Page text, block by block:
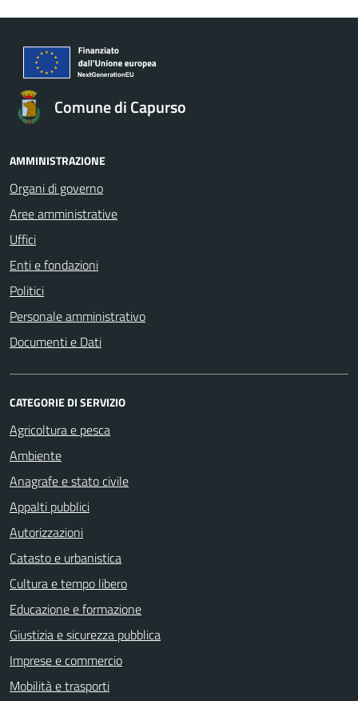
Comune di Capurso
AMMINISTRAZIONE
Organi di governo
Aree amministrative
Uffici
Enti e fondazioni
Politici
Personale amministrativo
Documenti e Dati
CATEGORIE DI SERVIZIO
Agricoltura e pesca
Ambiente
Anagrafe e stato civile
Appalti pubblici
Autorizzazioni
Catasto e urbanistica
Cultura e tempo libero
Educazione e formazione
Giustizia e sicurezza pubblica
Imprese e commercio
Mobilità e trasporti